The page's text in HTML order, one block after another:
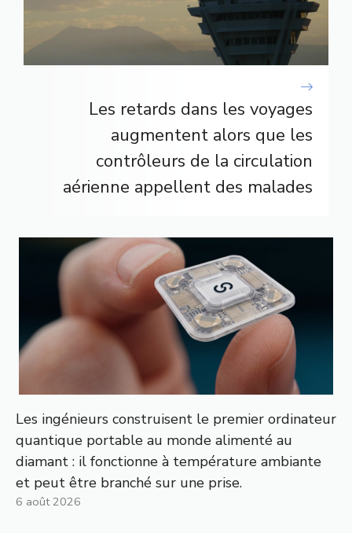
Les retards dans les voyages
augmentent alors que les
contrôleurs de la circulation
aérienne appellent des malades
Les ingénieurs construisent le premier ordinateur
quantique portable au monde alimenté au
diamant : il fonctionne à température ambiante
et peut être branché sur une prise.
6 août 2026